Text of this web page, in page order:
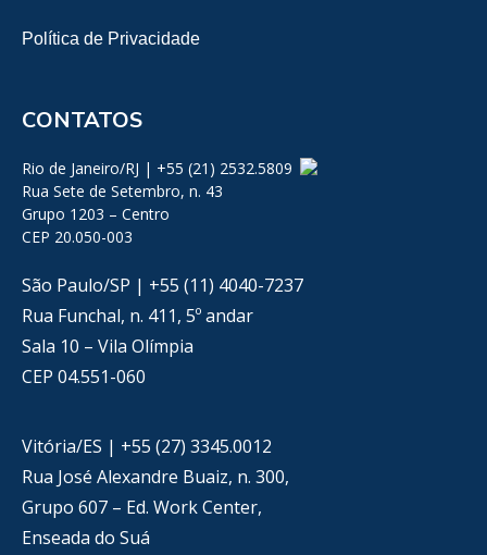
Política de Privacidade
CONTATOS
Rio de Janeiro/RJ | +55 (21) 2532.5809
Rua Sete de Setembro, n. 43
Grupo 1203 – Centro
CEP 20.050-003
São Paulo/SP | +55 (11) 4040-7237
Rua Funchal, n. 411, 5º andar
Sala 10 – Vila Olímpia
CEP 04.551-060
Vitória/ES | +55 (27) 3345.0012
Rua José Alexandre Buaiz, n. 300,
Grupo 607 – Ed. Work Center,
Enseada do Suá